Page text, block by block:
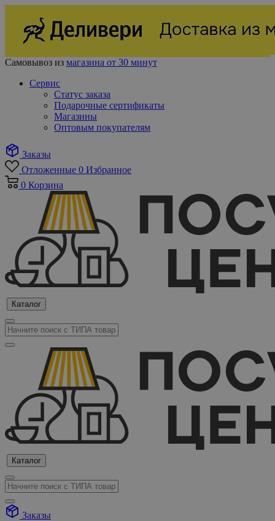
Самовывоз из магазина от 30 минут
Сервис
Статус заказа
Подарочные сертификаты
Магазины
Оптовым покупателям
Заказы
Отложенные 0 Избранное
0 Корзина
Каталог
Каталог
Заказы